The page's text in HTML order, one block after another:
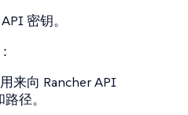
密钥。
来向 Rancher API
径。